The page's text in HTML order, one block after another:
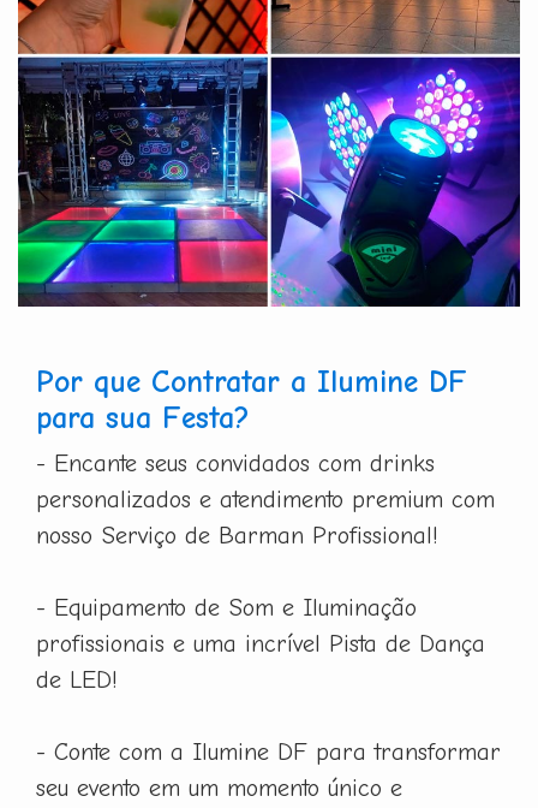
Por que Contratar a Ilumine DF
para sua Festa?
- Encante seus convidados com drinks
personalizados e atendimento premium com
nosso Serviço de Barman Profissional!
- Equipamento de Som e Iluminação
profissionais e uma incrível Pista de Dança
de LED!
- Conte com a Ilumine DF para transformar
seu evento em um momento único e